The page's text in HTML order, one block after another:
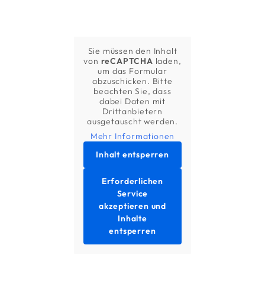
Sie müssen den Inhalt
von reCAPTCHA laden,
um das Formular
abzuschicken. Bitte
beachten Sie, dass
dabei Daten mit
Drittanbietern
ausgetauscht werden.
Mehr Informationen
Inhalt entsperren
Erforderlichen
Service
akzeptieren und
Inhalte
entsperren